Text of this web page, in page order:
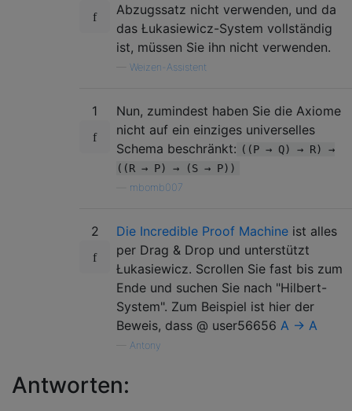
Abzugssatz nicht verwenden, und da
das Łukasiewicz-System vollständig
ist, müssen Sie ihn nicht verwenden.
Weizen-Assistent
1
Nun, zumindest haben Sie die Axiome
nicht auf ein einziges universelles
Schema beschränkt: ((P → Q) → R) →
((R → P) → (S → P))
mbomb007
2 Die Incredible Proof Machine ist alles
per Drag & Drop und unterstützt
Łukasiewicz. Scrollen Sie fast bis zum
Ende und suchen Sie nach "Hilbert-
System". Zum Beispiel ist hier der
Beweis, dass @ user56656 A → A
Antony
Antworten: